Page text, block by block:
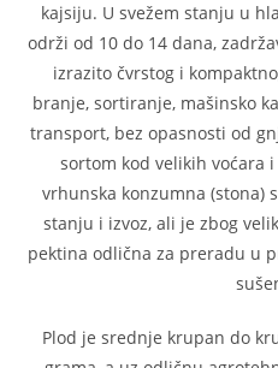
kajsiju. U svežem stanju u
održi od 10 do 14 dana,
izrazito čvrstog i
branje, sortiranje, mašinsko
transport, bez opasnosti od
sortom kod velikih voćara
vrhunska konzumna (stona)
stanju i izvoz, ali je zbog
pektina odlična za preradu u
Plod je srednje krupan do